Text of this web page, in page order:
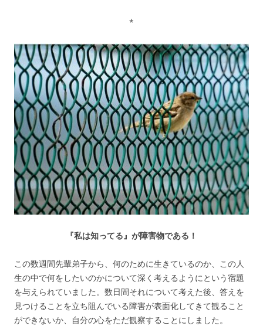
*
『私は知ってる』が障害物である！
この数週間先輩弟子から、何のために生きているのか、この人
生の中で何をしたいのかについて深く考えるようにという宿題
を与えられていました。数日間それについて考えた後、答えを
見つけることを立ち阻んでいる障害が表面化してきて観ること
ができないか、自分の心をただ観察することにしました。